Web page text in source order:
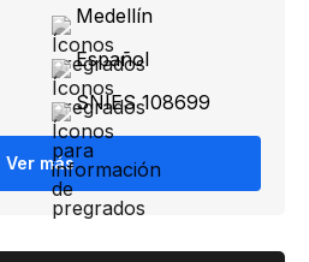
Medellín​
Español
SNIES 108699
Ver más